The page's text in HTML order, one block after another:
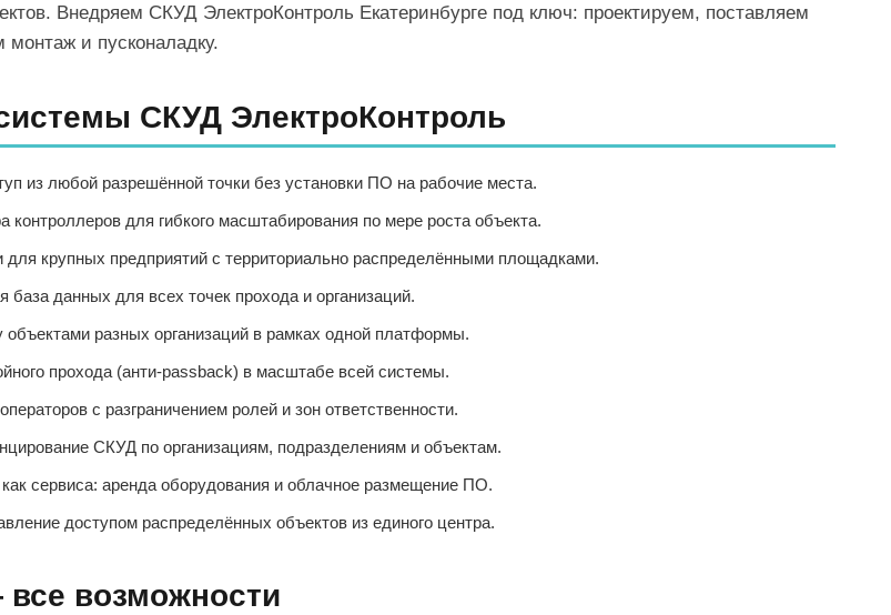
Внедряем СКУД ЭлектроКонтроль Екатеринбурге под ключ: проектируем, поставляем
и пусконаладку.
СКУД ЭлектроКонтроль
из любой разрешённой точки без установки ПО на рабочие места.
контроллеров для гибкого масштабирования по мере роста объекта.
крупных предприятий с территориально распределёнными площадками.
база данных для всех точек прохода и организаций.
разных организаций в рамках одной платформы.
прохода (анти-passback) в масштабе всей системы.
с разграничением ролей и зон ответственности.
СКУД по организациям, подразделениям и объектам.
сервиса: аренда оборудования и облачное размещение ПО.
доступом распределённых объектов из единого центра.
возможности